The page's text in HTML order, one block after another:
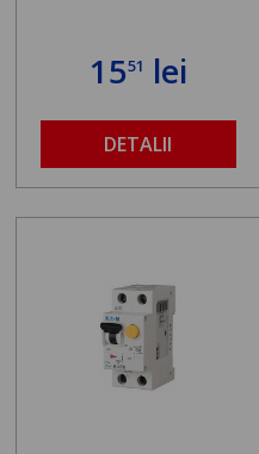
1551 lei
DETALII